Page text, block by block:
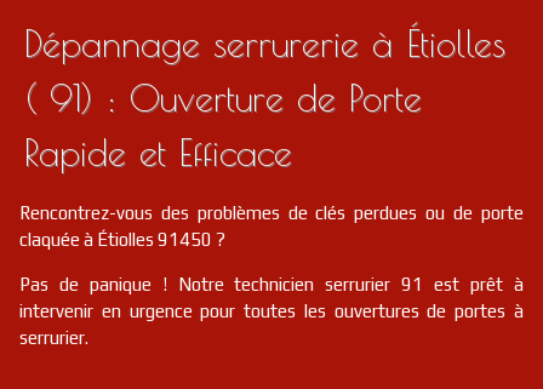
Dépannage serrurerie à Étiolles
( 91) : Ouverture de Porte
Rapide et Efficace
Rencontrez-vous des problèmes de clés perdues ou de porte
claquée à Étiolles 91450 ?
Pas de panique ! Notre technicien serrurier 91 est prêt à
intervenir en urgence pour toutes les ouvertures de portes à
serrurier.